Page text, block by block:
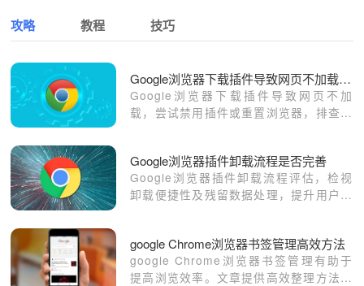
攻略 教程 技巧
Google浏览器下载插件导致网页不加载怎么办
Google浏览器下载插件导致网页不加
载，尝试禁用插件或重置浏览器，排查冲
Google浏览器插件卸载流程是否完善
Google浏览器插件卸载流程评估，检视
卸载便捷性及残留数据处理，提升用户操
google Chrome浏览器书签管理高效方法
google Chrome浏览器书签管理有助于
提高浏览效率。文章提供高效整理方法和